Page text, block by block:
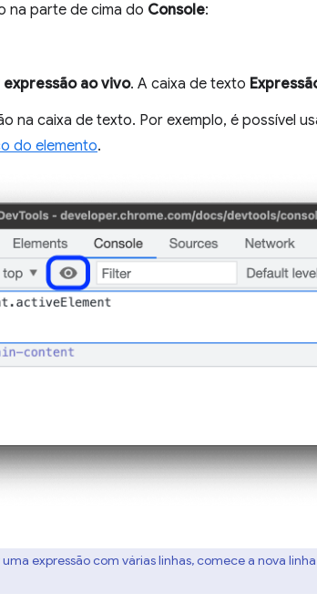
na parte de cima do Console:
expressão ao vivo. A caixa de texto
na caixa de texto. Por exemplo, é possível
do elemento.
expressão com várias linhas, comece a nova